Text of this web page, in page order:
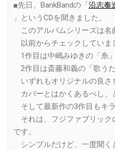
■先日、BankBandの「沿志奏
」というCDを聞きました。
このアルバムシリーズは名
以前からチェックしていま
1作目は中嶋みゆきの「糸」
2作目は斎藤和義の「歌うた
いずれもオリジナルの良さ
カバーとはかくあるべし、
そして最新作の3作目もキ
それは、フジファブリック
です。
シンプルだけど、一度聞く